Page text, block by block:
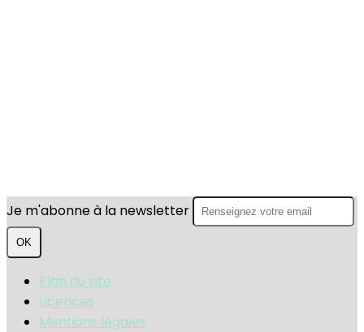
Je m'abonne à la newsletter
OK
Plan du site
Licences
Mentions légales